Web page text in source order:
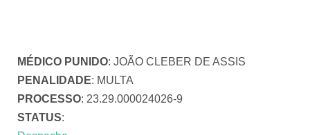
MÉDICO PUNIDO: JOÃO CLEBER DE ASSIS
PENALIDADE: MULTA
PROCESSO: 23.29.000024026-9
STATUS: